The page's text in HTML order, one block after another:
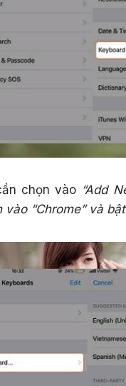
chọn vào “Add
“Chrome” và